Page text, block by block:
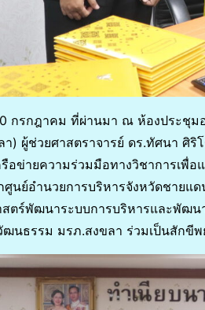
กรกฎาคม ที่ผ่านมา ณ ห้องประชุ
า) ผู้ช่วยศาสตราจารย์ ดร.ทัศนา ศิ
อข่ายความร่วมมือทางวิชาการเพื่
ศูนย์อำนวยการบริหารจังหวัดชายแ
สตร์พัฒนาระบบการบริหารและพัฒน
ฒนธรรม มรภ.สงขลา ร่วมเป็นสักขี